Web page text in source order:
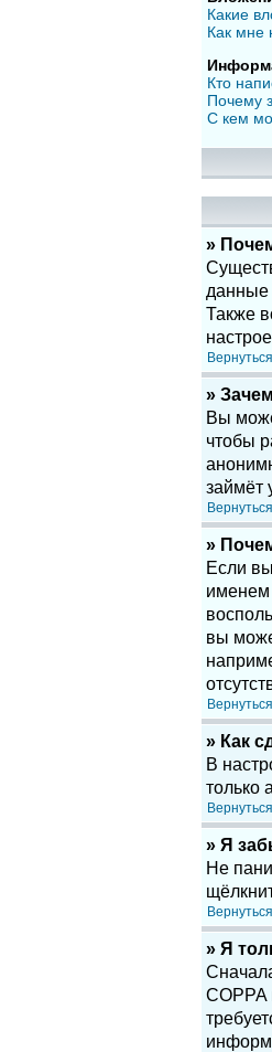
Какие
Как мне
Кто
Почему
С кем
»
данные
Также
»
Вы
чтобы
займёт
»
Если
именем
вы
» Как
В
только
» Я
Не
» Я
COPPA